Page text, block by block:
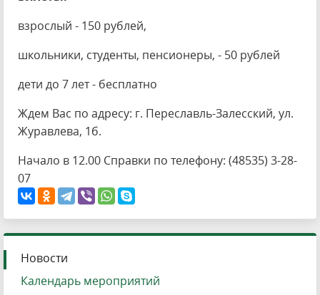
взрослый - 150 рублей,
школьники, студенты, пенсионеры, - 50 рублей
дети до 7 лет - бесплатно
Ждем Вас по адресу: г. Переславль-Залесский, ул.
Журавлева, 1б.
Начало в 12.00 Справки по телефону: (48535) 3-28-
07
Новости
Календарь мероприятий